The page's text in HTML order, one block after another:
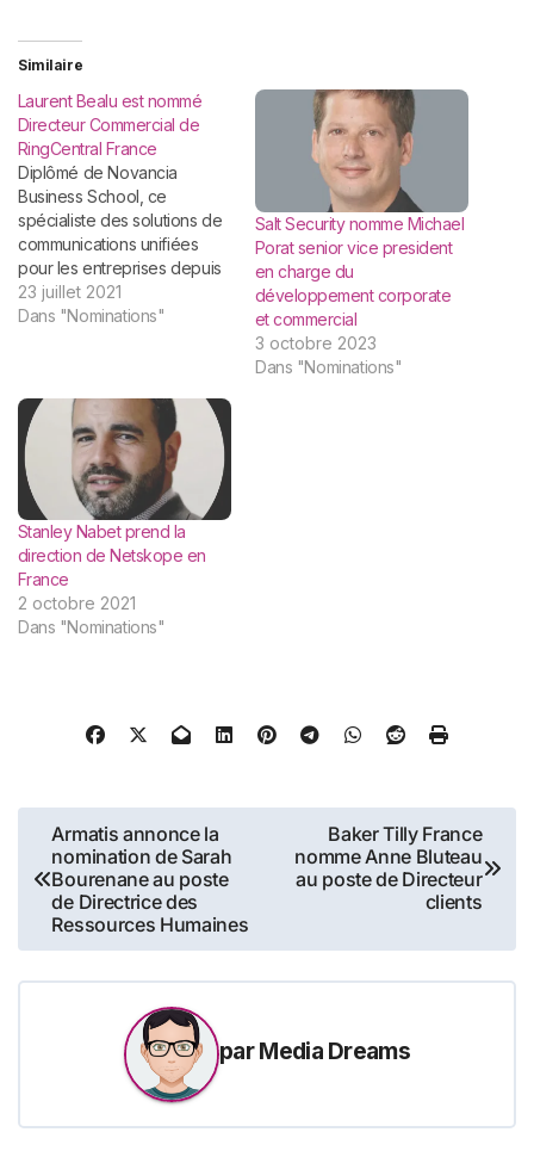
Similaire
Laurent Bealu est nommé
Directeur Commercial de
RingCentral France
Diplômé de Novancia
Business School, ce
spécialiste des solutions de
communications unifiées
pour les entreprises depuis
plus de 15 ans a pour
missions principales
aussi pour rôle
d’implémenter un nouveau
modèle entièrement basé
sur le cloud, soutenu par
les…
23 juillet 2021
Dans "Nominations"
Salt Security nomme Michael
Porat senior vice president
en charge du
développement corporate
et commercial
3 octobre 2023
Dans "Nominations"
Stanley Nabet prend la
direction de Netskope en
France
2 octobre 2021
Dans "Nominations"
Navigation
de
l’article
Armatis annonce la
nomination de Sarah
Bourenane au poste
de Directrice des
Ressources Humaines
Baker Tilly France
nomme Anne Bluteau
au poste de Directeur
clients
parMedia Dreams